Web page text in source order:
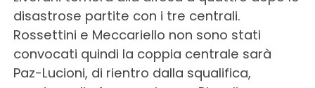
disastrose partite con i tre centrali.
Rossettini e Meccariello non sono stati
convocati quindi la coppia centrale sarà
Paz-Lucioni, di rientro dalla squalifica,